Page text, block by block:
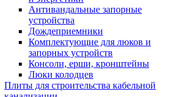
Антивандальные запорные
устройства
Дождеприемники
Комплектующие для люков и
запорных устройств
Консоли, ерши, кронштейны
Люки колодцев
Плиты для строительства кабельной